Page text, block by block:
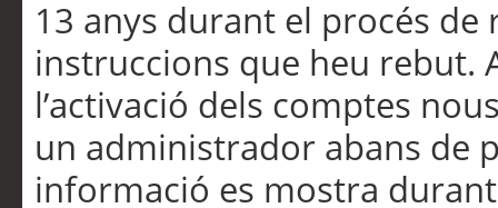
13 anys durant el procés de
instruccions que heu rebut.
l’activació dels comptes
un administrador abans de
informació es mostra